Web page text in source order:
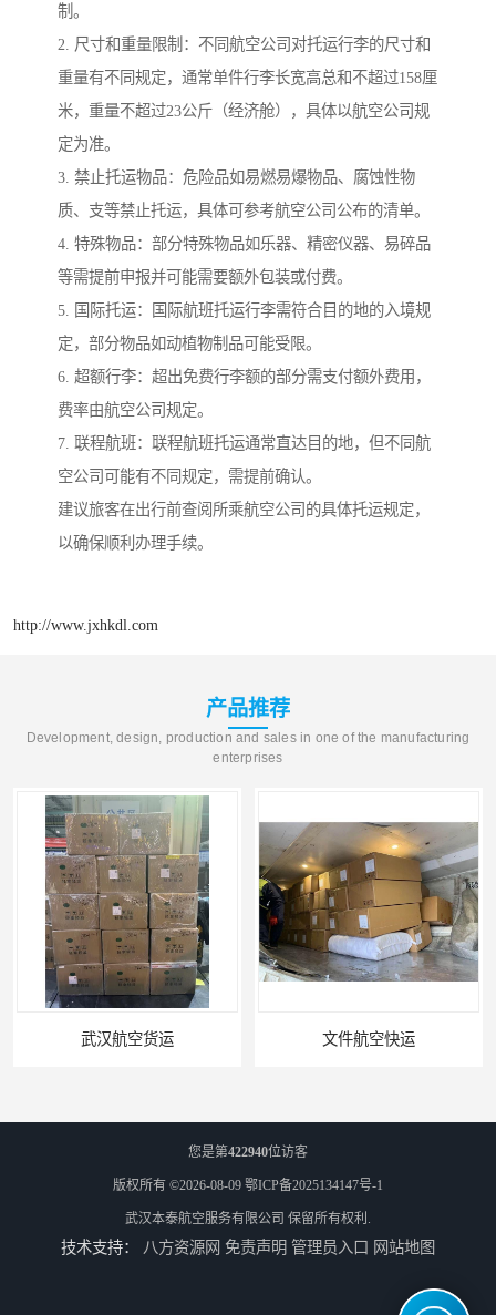
制。
2. 尺寸和重量限制：不同航空公司对托运行李的尺寸和
重量有不同规定，通常单件行李长宽高总和不超过158厘
米，重量不超过23公斤（经济舱），具体以航空公司规
定为准。
3. 禁止托运物品：危险品如易燃易爆物品、腐蚀性物
质、支等禁止托运，具体可参考航空公司公布的清单。
4. 特殊物品：部分特殊物品如乐器、精密仪器、易碎品
等需提前申报并可能需要额外包装或付费。
5. 国际托运：国际航班托运行李需符合目的地的入境规
定，部分物品如动植物制品可能受限。
6. 超额行李：超出免费行李额的部分需支付额外费用，
费率由航空公司规定。
7. 联程航班：联程航班托运通常直达目的地，但不同航
空公司可能有不同规定，需提前确认。
建议旅客在出行前查阅所乘航空公司的具体托运规定，
以确保顺利办理手续。
http://www.jxhkdl.com
产品推荐
Development, design, production and sales in one of the manufacturing
enterprises
武汉航空货运 文件航空快运
您是第422940位访客
版权所有 ©2026-08-09 鄂ICP备2025134147号-1
武汉本泰航空服务有限公司 保留所有权利.
技术支持： 八方资源网 免责声明 管理员入口 网站地图